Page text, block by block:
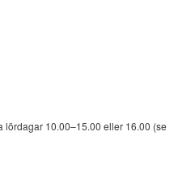
lördagar 10.00–15.00 eller 16.00 (se